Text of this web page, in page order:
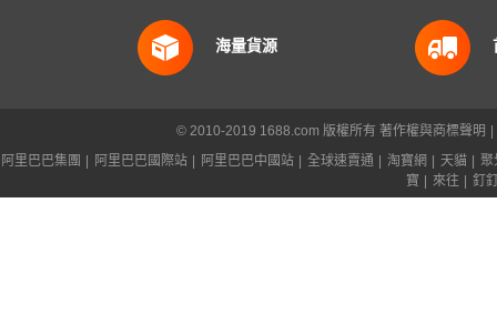
海量貨源
© 2010-2019 1688.com 版權所有 著作權與商標聲明
阿里巴巴集團
阿里巴巴國際站 阿里巴巴中國站 全球速賣通 淘寶網 天貓
聚
寶
來往 釘